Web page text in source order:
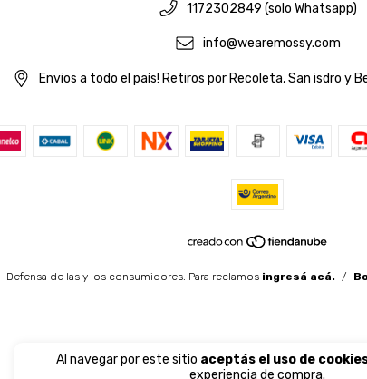
Al navegar por este sitio aceptás el uso de
experiencia de compra.
1172302849 (solo Whatsapp)
info@wearemossy.com
Envios a todo el país! Retiros por Recoleta, San isdro y
Defensa de las y los consumidores. Para reclamos ingresá acá. /